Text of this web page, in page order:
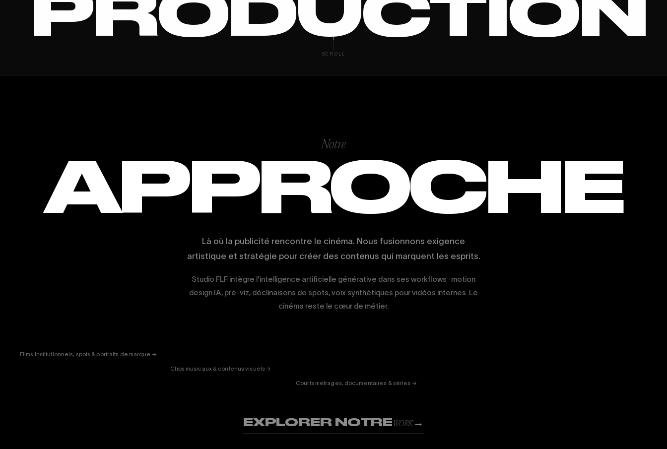
STUDIO VIDÉO
SCROLL
Notre
APPROCHE
Là où la publicité rencontre le cinéma. Nous fusionnons exigence
artistique et stratégie pour créer des contenus qui marquent les esprits.
Studio FLF intègre l'intelligence artificielle générative dans ses workflows · motion
design IA, pré-viz, déclinaisons de spots, voix synthétiques pour vidéos internes. Le
cinéma reste le cœur de métier.
Films institutionnels, spots & portraits de marque →
Clips musicaux & contenus visuels →
Courts métrages, documentaires & séries →
EXPLORER NOTRE WORK→